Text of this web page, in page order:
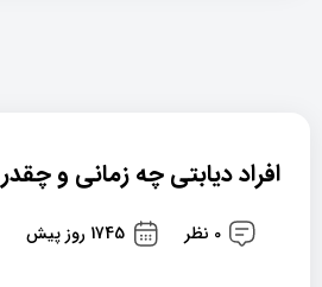
افراد دیابتی چه زمانی و
0 نظر 1745 روز پیش